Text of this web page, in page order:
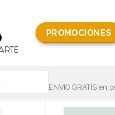
PROMOCIONES
ENVIO GRATIS en